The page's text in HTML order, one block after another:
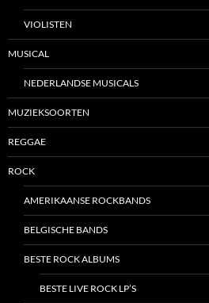
VIOLISTEN
MUSICAL
NEDERLANDSE MUSICALS
MUZIEKSOORTEN
REGGAE
ROCK
AMERIKAANSE ROCKBANDS
BELGISCHE BANDS
BESTE ROCK ALBUMS
BESTE LIVE ROCK LP’S